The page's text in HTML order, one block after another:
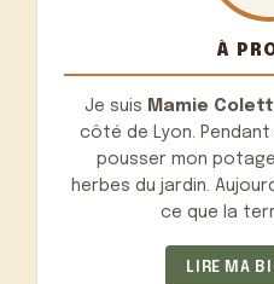
À
Je suis Mamie
côté de Lyon.
pousser mon
herbes du jardin.
ce que la
LIRE MA